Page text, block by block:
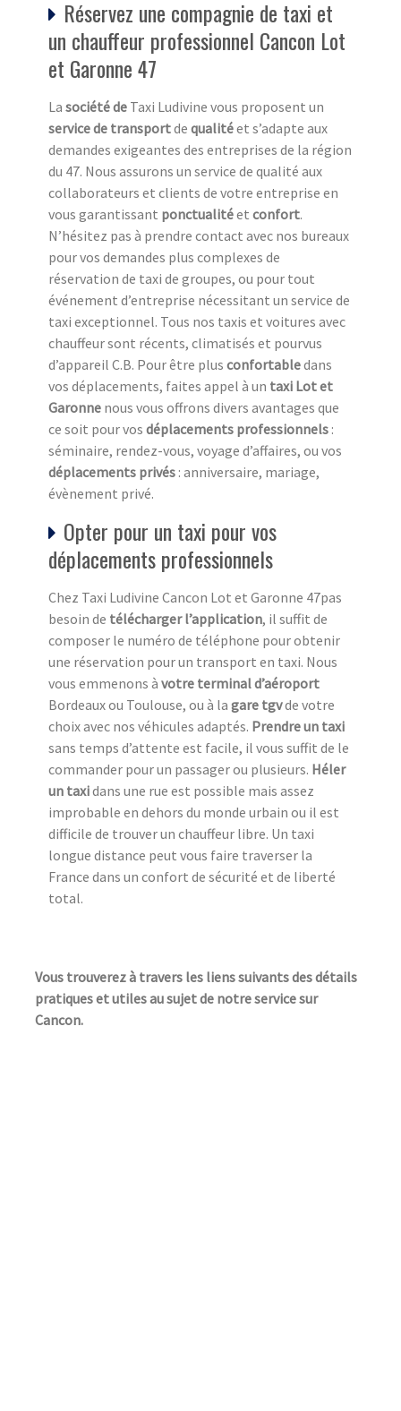
Réservez une compagnie de taxi et
un chauffeur professionnel Cancon Lot
et Garonne 47
La société de Taxi Ludivine vous proposent un
service de transportde qualitéet s’adapte aux
demandes exigeantes des entreprises de la région
du 47. Nous assurons un service de qualité aux
collaborateurs et clients de votre entreprise en
vous garantissant ponctualitéet confort.
N’hésitez pas à prendre contact avec nos bureaux
pour vos demandes plus complexes de
réservation de taxi de groupes, ou pour tout
événement d’entreprise nécessitant un service de
taxi exceptionnel. Tous nos taxis et voitures avec
chauffeur sont récents, climatisés et pourvus
d’appareil C.B. Pour être plus confortabledans
vos déplacements, faites appel à un taxi Lot et
Garonne nous vous offrons divers avantages que
ce soit pour vos déplacements professionnels :
séminaire, rendez-vous, voyage d’affaires, ou vos
déplacements privés : anniversaire, mariage,
évènement privé.
Opter pour un taxi pour vos
déplacements professionnels
Chez Taxi Ludivine Cancon Lot et Garonne 47pas
besoin de télécharger l’application, il suffit de
composer le numéro de téléphone pour obtenir
une réservation pour un transport en taxi. Nous
vous emmenons à votre terminal d’aéroport
Bordeaux ou Toulouse, ou à la gare tgvde votre
choix avec nos véhicules adaptés. Prendre un taxi
sans temps d’attente est facile, il vous suffit de le
commander pour un passager ou plusieurs. Héler
un taxidans une rue est possible mais assez
improbable en dehors du monde urbain ou il est
difficile de trouver un chauffeur libre. Un taxi
longue distance peut vous faire traverser la
France dans un confort de sécurité et de liberté
total.
Vous trouverez à travers les liens suivants des détails
pratiques et utiles au sujet de notre service sur
Cancon.